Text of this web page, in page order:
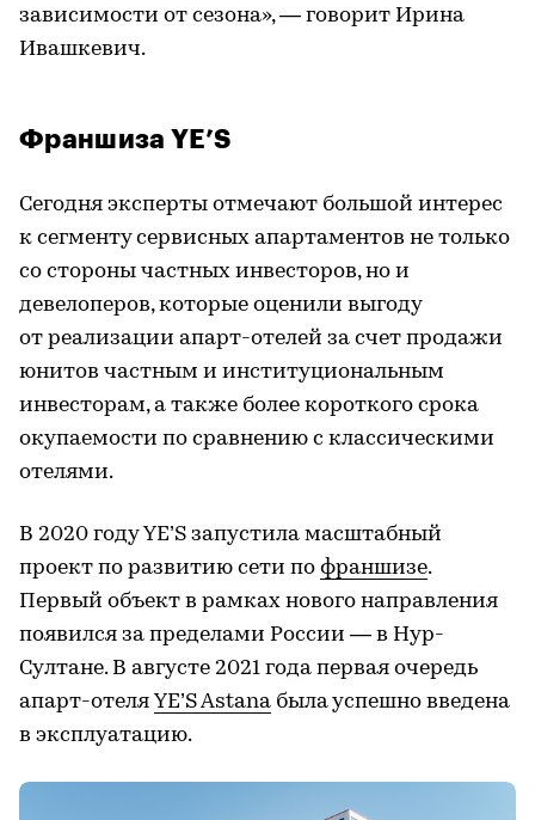
зависимости от сезона», — говорит Ирина
Ивашкевич.
Франшиза YE’S
Сегодня эксперты отмечают большой интерес
к сегменту сервисных апартаментов не только
со стороны частных инвесторов, но и
девелоперов, которые оценили выгоду
от реализации апарт-отелей за счет продажи
юнитов частным и институциональным
инвесторам, а также более короткого срока
окупаемости по сравнению с классическими
отелями.
В 2020 году YE’S запустила масштабный
проект по развитию сети по франшизе.
Первый объект в рамках нового направления
появился за пределами России — в Нур-
Султане. В августе 2021 года первая очередь
апарт-отеля YE’S Astana была успешно введена
в эксплуатацию.